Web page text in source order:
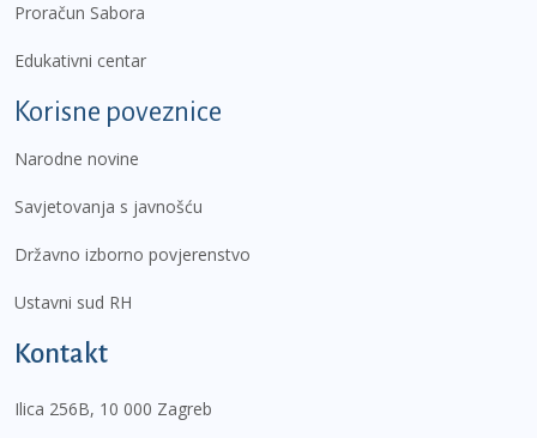
Proračun Sabora
Edukativni centar
Korisne poveznice
Narodne novine
Savjetovanja s javnošću
Državno izborno povjerenstvo
Ustavni sud RH
Kontakt
Ilica 256B, 10 000 Zagreb